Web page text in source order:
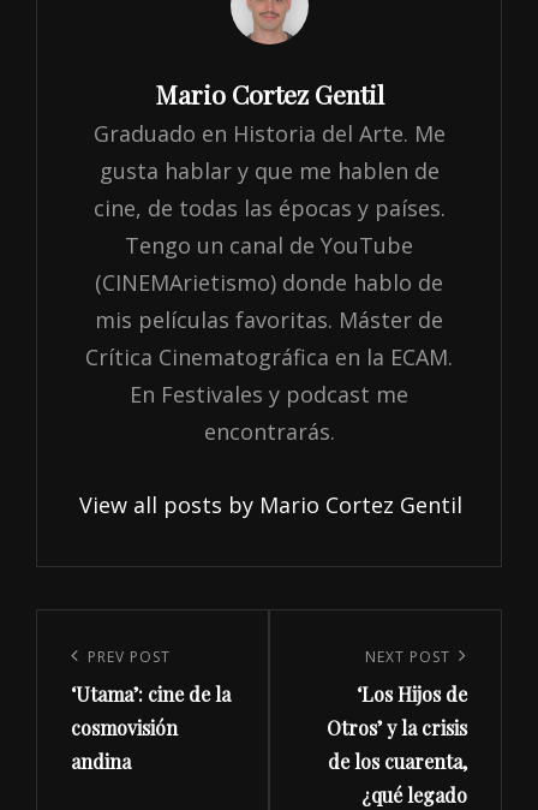
Author:
Mario Cortez Gentil
Graduado en Historia del Arte. Me
gusta hablar y que me hablen de
cine, de todas las épocas y países.
Tengo un canal de YouTube
(CINEMArietismo) donde hablo de
mis películas favoritas. Máster de
Crítica Cinematográfica en la ECAM.
En Festivales y podcast me
encontrarás.
View all posts by Mario Cortez Gentil
entradas
Previous
Post
PREV POST
‘Utama’: cine de la
cosmovisión
andina
NEXT POST
‘Los Hijos de
Otros’ y la crisis
de los cuarenta,
¿qué legado